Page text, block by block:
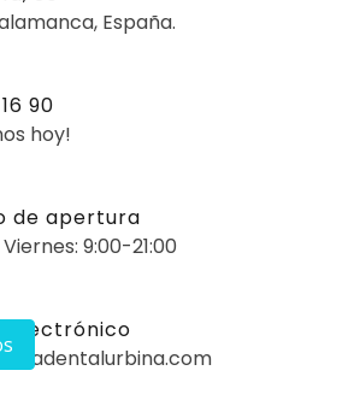
España.
90
hoy!
de apertura
9:00-21:00
Electrónico